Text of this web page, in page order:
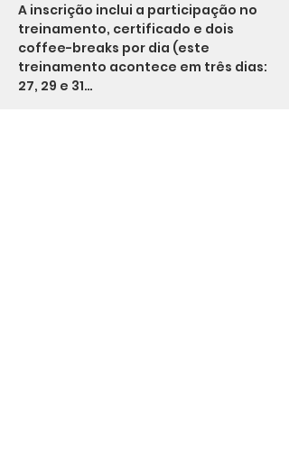
A inscrição inclui a participação no
treinamento, certificado e dois
coffee-breaks por dia (este
treinamento acontece em três dias:
27, 29 e 31…